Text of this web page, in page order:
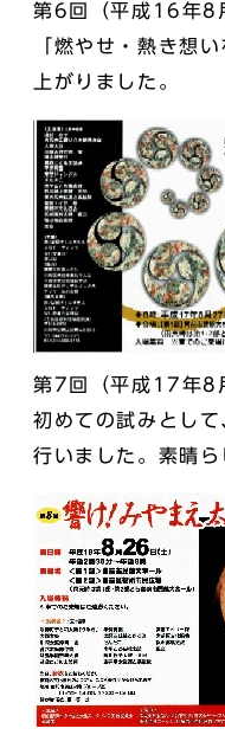
第6回（平成16年8
「燃やせ・熱き想
上がりました。
第7回（平成17年8
初めての試みとし
行いました。素晴ら